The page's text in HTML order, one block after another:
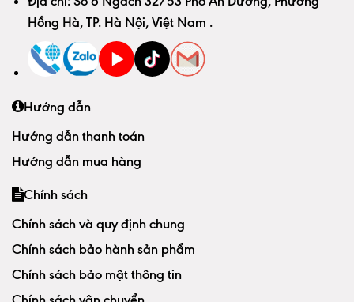
Hồng Hà, TP. Hà Nội, Việt Nam .
Hướng dẫn
Hướng dẫn thanh toán
Hướng dẫn mua hàng
Chính sách
Chính sách và quy định chung
Chính sách bảo hành sản phẩm
Chính sách bảo mật thông tin